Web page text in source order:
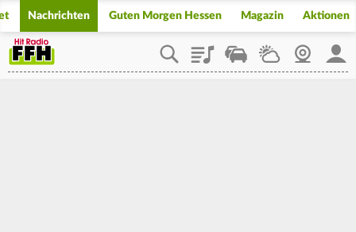
Nachrichten Guten Morgen Hessen Magazin Aktionen
PlaylistStaupilotWetterWebcam